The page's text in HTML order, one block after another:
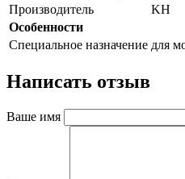
Производитель
KH
Особенности
Специальное назначение для
Написать отзыв
Ваше имя